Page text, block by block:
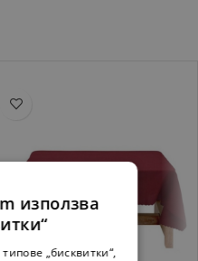
използва
„бисквитки“,